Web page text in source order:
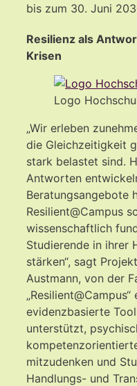
bis zum 30. Juni
Resilienz als
Krisen
Logo
„Wir erleben
die Gleichzeitigkeit
stark belastet sind.
Antworten
Beratungsangebote
Resilient@Campus
wissenschaftlich
Studierende in ihrer
stärken“, sagt
Austmann, von der
evidenzbasierte
unterstützt,
mitzudenken und
Handlungs- und